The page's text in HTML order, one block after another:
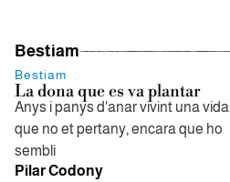
Bestiam
Bestiam
La dona que es va plantar
Anys i panys d'anar vivint una vida
que no et pertany, encara que ho
sembli
Pilar Codony